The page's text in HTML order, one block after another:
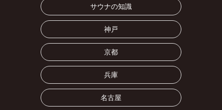
サウナの知識
神戸
京都
兵庫
名古屋